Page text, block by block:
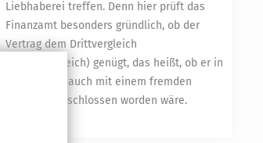
Liebhaberei treffen. Denn hier prüft das
Finanzamt besonders gründlich, ob der
Vertrag dem Drittvergleich
(Fremdvergleich) genügt, das heißt, ob er in
dieser Form auch mit einem fremden
Dritten abgeschlossen worden wäre.